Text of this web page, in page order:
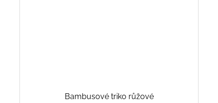
Bambusové triko růžové